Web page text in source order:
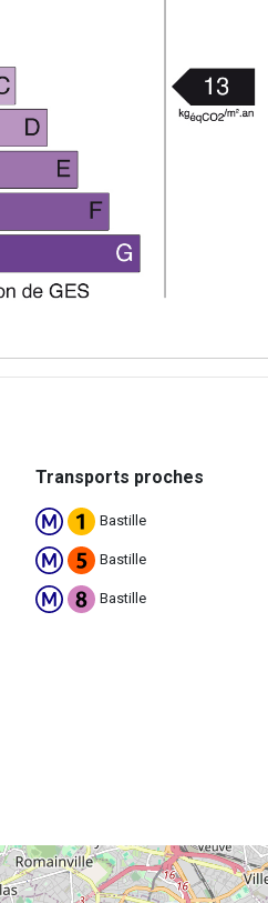
Transports proches
Bastille
Bastille
Bastille